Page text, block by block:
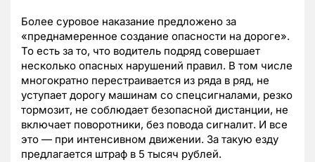
Более суровое наказание предложено за
«преднамеренное создание опасности на дороге».
То есть за то, что водитель подряд совершает
несколько опасных нарушений правил. В том числе
многократно перестраивается из ряда в ряд, не
уступает дорогу машинам со спецсигналами, резко
тормозит, не соблюдает безопасной дистанции, не
включает поворотники, без повода сигналит. И все
это — при интенсивном движении. За такую езду
предлагается штраф в 5 тысяч рублей.